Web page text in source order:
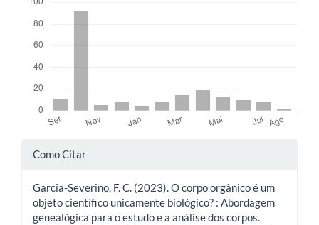
Detalhes
artigo
Como Citar
Garcia-Severino, F. C. (2023). O corpo orgânico é um
objeto científico unicamente biológico? : Abordagem
genealógica para o estudo e a análise dos corpos.